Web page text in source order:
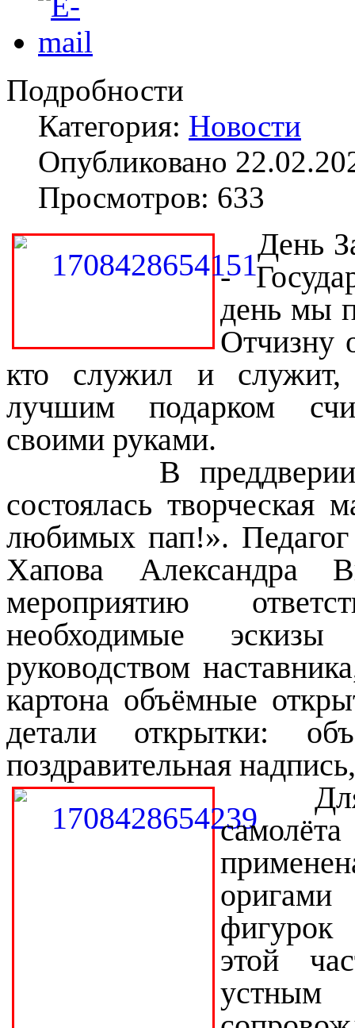
Подробности
Категория: Новости
Опубликовано
Просмотров: 633
День
-
день мы
Отчизну
кто служил и
лучшим подарком
своими руками.
В преддверии
состоялась творческая
любимых пап!». Педагог
Хапова Александра
мероприятию
необходимые
руководством
картона объёмные
детали открытки:
поздравительная
Для
этой
устным